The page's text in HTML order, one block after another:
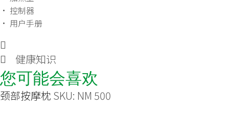
• 控制器
• 用户手册
健康知识
您可能会喜欢
颈部按摩枕 SKU: NM 500